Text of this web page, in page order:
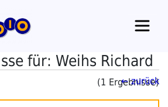
für: Weihs Richard
(1 Ergebnisse)
← zurück